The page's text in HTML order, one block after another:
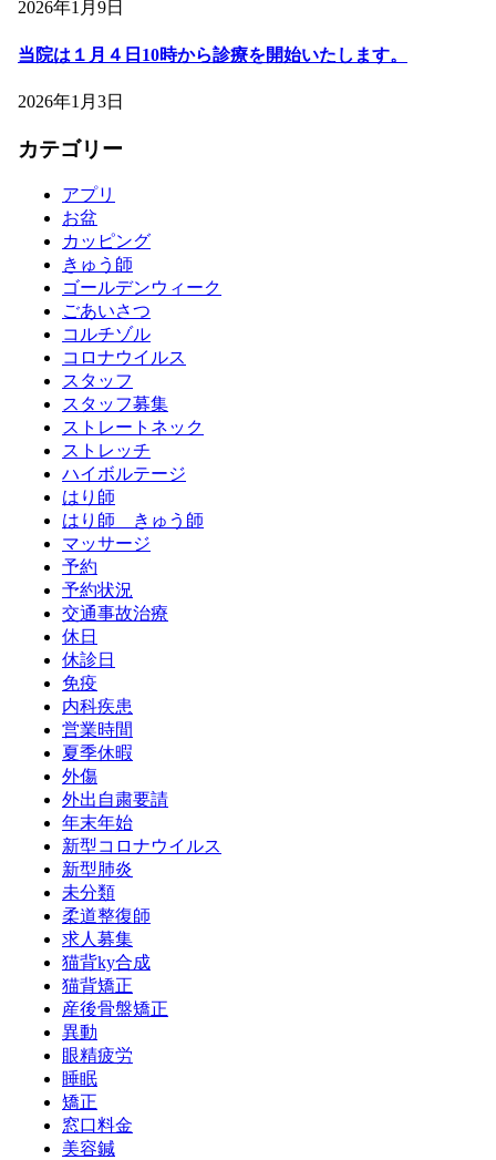
2026年1月9日
当院は１月４日10時から診療を開始いたします。
2026年1月3日
カテゴリー
アプリ
お盆
カッピング
きゅう師
ゴールデンウィーク
ごあいさつ
コルチゾル
コロナウイルス
スタッフ
スタッフ募集
ストレートネック
ストレッチ
ハイボルテージ
はり師
はり師 きゅう師
マッサージ
予約
予約状況
交通事故治療
休日
休診日
免疫
内科疾患
営業時間
夏季休暇
外傷
外出自粛要請
年末年始
新型コロナウイルス
新型肺炎
未分類
柔道整復師
求人募集
猫背ky合成
猫背矯正
産後骨盤矯正
異動
眼精疲労
睡眠
矯正
窓口料金
美容鍼